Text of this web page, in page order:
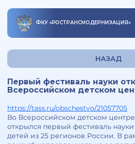
ФКУ «РОСТРАНСМОДЕРНИЗАЦИЯ»
НАЗАД
Первый фестиваль науки
Всероссийском детском
https://tass.ru/obschestvo/21057705
Во Всероссийском детском
открылся первый фестиваль науки
детей из 25 регионов России. В